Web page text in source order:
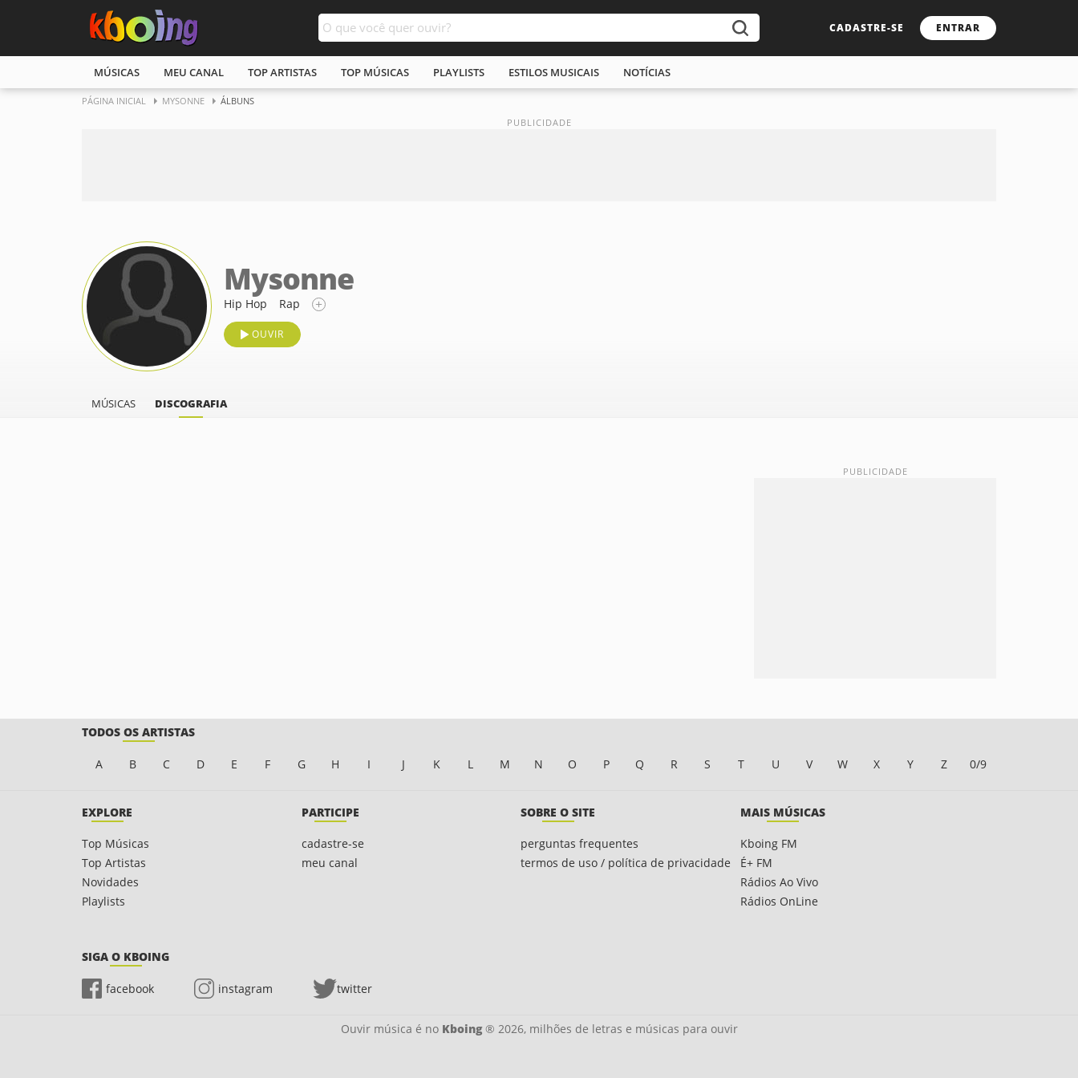
CADASTRE-SE ENTRAR
MÚSICAS MEU CANAL TOP ARTISTAS TOP MÚSICAS PLAYLISTS ESTILOS MUSICAIS NOTÍCIAS
PÁGINA INICIAL MYSONNE ÁLBUNS
Mysonne
Hip Hop Rap
OUVIR
MÚSICAS DISCOGRAFIA
TODOS OS ARTISTAS
A B C D E F G H I J K L M N O P Q R S T U V W X Y Z 0/9
EXPLORE
Top Músicas
Top Artistas
Novidades
Playlists
PARTICIPE
cadastre-se
meu canal
SOBRE O SITE
perguntas frequentes
termos de uso / política de privacidade
MAIS MÚSICAS
Kboing FM
É+ FM
Rádios Ao Vivo
Rádios OnLine
SIGA O KBOING
facebook instagram twitter
Ouvir música é no Kboing® 2026, milhões de letras e músicas para ouvir